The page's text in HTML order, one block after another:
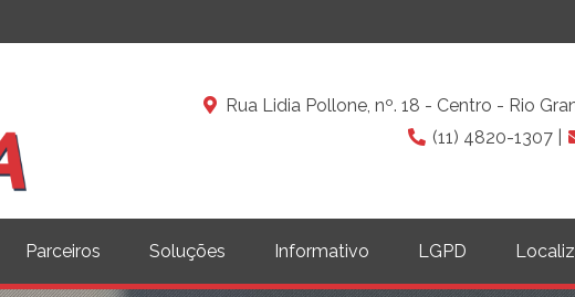
Rua Lidia Pollone, nº. 18 - Centro - Rio
(11) 4820-1307 |
Parceiros Soluções Informativo LGPD